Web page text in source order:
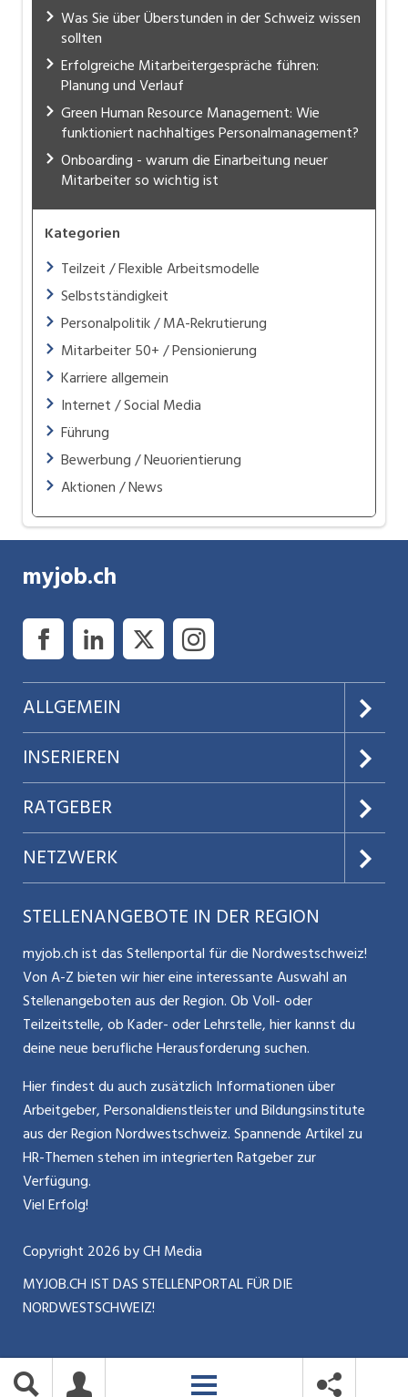
Was Sie über Überstunden in der Schweiz wissen
sollten
Erfolgreiche Mitarbeitergespräche führen:
Planung und Verlauf
Green Human Resource Management: Wie
funktioniert nachhaltiges Personalmanagement?
Onboarding - warum die Einarbeitung neuer
Mitarbeiter so wichtig ist
Kategorien
Teilzeit / Flexible Arbeitsmodelle
Selbstständigkeit
Personalpolitik / MA-Rekrutierung
Mitarbeiter 50+ / Pensionierung
Karriere allgemein
Internet / Social Media
Führung
Bewerbung / Neuorientierung
Aktionen / News
myjob.ch
ALLGEMEIN
Über uns
AGB
Datenschutz
Nutzungsbedingungen
Glossar
Kontakt
Impressum
INSERIEREN
Preise & Leistungen
Jobs verwalten
Benutzermanual
Bewerber-Cockpit
RATGEBER
Teilzeit / Flexible Arbeitsmodelle
Mitarbeiter 50+ / Pensionierung
Karriere allgemein
Führung
Bewerbung / Neuorientierung
Aktionen / News
NETZWERK
Aargauerzeitung.ch
CH Media
ostjob.ch
zentraljob.ch
jobbasel.ch
jobbern.ch
jobmittelland.ch
jobzüri.ch
schaffu.ch (VS)
ajourjob.ch
STELLENANGEBOTE IN DER REGION
myjob.ch ist das Stellenportal für die Nordwestschweiz!
Von A-Z bieten wir hier eine interessante Auswahl an
Stellenangeboten aus der Region. Ob Voll- oder
Teilzeitstelle, ob Kader- oder Lehrstelle, hier kannst du
deine neue berufliche Herausforderung suchen.
Hier findest du auch zusätzlich Informationen über
Arbeitgeber, Personaldienstleister und Bildungsinstitute
aus der Region Nordwestschweiz. Spannende Artikel zu
HR-Themen stehen im integrierten Ratgeber zur
Verfügung.
Viel Erfolg!
Copyright 2026by CH Media
MYJOB.CH IST DAS STELLENPORTAL FÜR DIE
NORDWESTSCHWEIZ!